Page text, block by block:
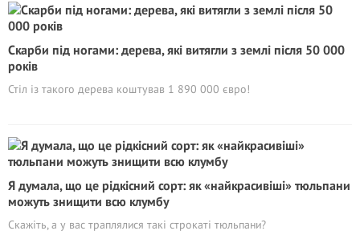
Скарби під ногами: дерева, які витягли з землі після 50 000
років
Стіл із такого дерева коштував 1 890 000 євро!
Я думала, що це рідкісний сорт: як «найкрасивіші» тюльпани
можуть знищити всю клумбу
Скажіть, а у вас траплялися такі строкаті тюльпани?